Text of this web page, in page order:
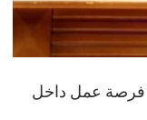
محافظ الشرقية:يعلن عن توفير 1837 فرصة عمل داخل